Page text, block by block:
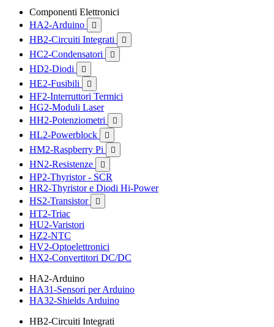
Componenti Elettronici
HA2-Arduino

HB2-Circuiti Integrati 
HC2-Condensatori 
HD2-Diodi 
HE2-Fusibili 
HF2-Interruttori Termici
HG2-Moduli Laser
HH2-Potenziometri

HL2-Powerblock 
HM2-Raspberry Pi 
HN2-Resistenze 
HP2-Thyristor - SCR
HR2-Thyristor e Diodi Hi-Power
HS2-Transistor

HT2-Triac
HU2-Varistori
HZ2-NTC
HV2-Optoelettronici
HX2-Convertitori DC/DC
HA2-Arduino
HA31-Sensori per Arduino
HA32-Shields Arduino
HB2-Circuiti Integrati